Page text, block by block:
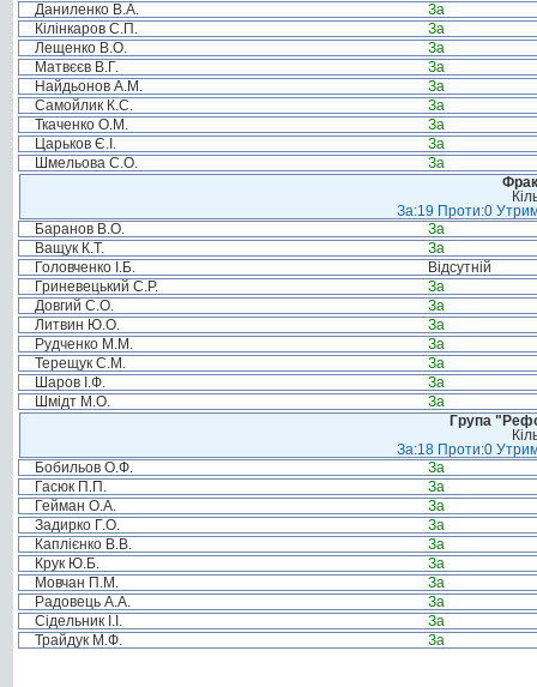
Даниленко В.А.
За
Кілінкаров С.П.
За
Лещенко В.О.
За
Матвєєв В.Г.
За
Найдьонов А.М.
За
Самойлик К.С.
За
Ткаченко О.М.
За
Царьков Є.І.
За
Шмельова С.О.
За
За:19 Проти:0
Баранов В.О.
За
Ващук К.Т.
За
Головченко І.Б.
Відсутній
Гриневецький С.Р.
За
Довгий С.О.
За
Литвин Ю.О.
За
Рудченко М.М.
За
Терещук С.М.
За
Шаров І.Ф.
За
Шмідт М.О.
За
Група
За:18 Проти:0
Бобильов О.Ф.
За
Гасюк П.П.
За
Гейман О.А.
За
Задирко Г.О.
За
Каплієнко В.В.
За
Крук Ю.Б.
За
Мовчан П.М.
За
Радовець А.А.
За
Сідельник І.І.
За
Трайдук М.Ф.
За